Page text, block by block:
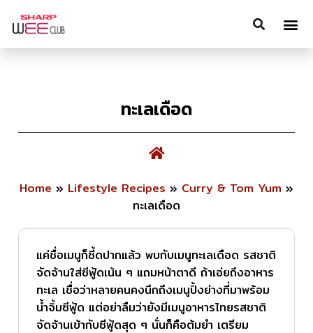
ทะเลเดือด
Home » Lifestyle Recipes » Curry & Tom Yum »
ทะเลเดือด
แค่ชื่อเมนูก็ซี้ดปากแล้ว พบกับเมนูทะเลเดือด รสชาติ
จัดจ้านใส่ซีฟู้ดเน้น ๆ แถมหน้าตาดี ถ้าเอ่ยถึงอาหาร
ทะเล เชื่อว่าหลายคนคงนึกถึงเมนูปิ้งย่างที่มาพร้อม
น้ำจิ้มซีฟู้ด แต่อย่าลืมว่ายังมีเมนูอาหารไทยรสชาติ
จัดจ้านเข้ากับซีฟู้ดสุด ๆ นั่นก็คือต้มยำ เตรียม